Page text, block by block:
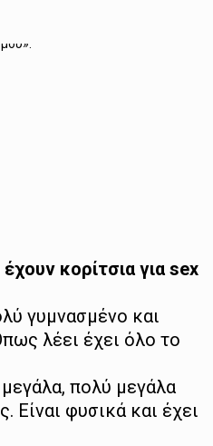
κορίτσια για sex
γυμνασμένο και
λέει έχει όλο το
μεγάλα, πολύ μεγάλα
Είναι φυσικά και έχει